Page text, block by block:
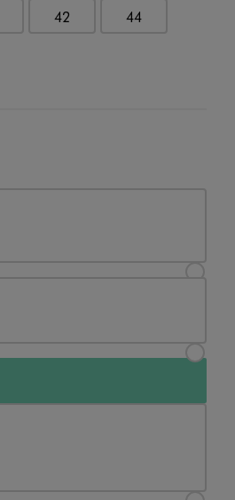
42 44